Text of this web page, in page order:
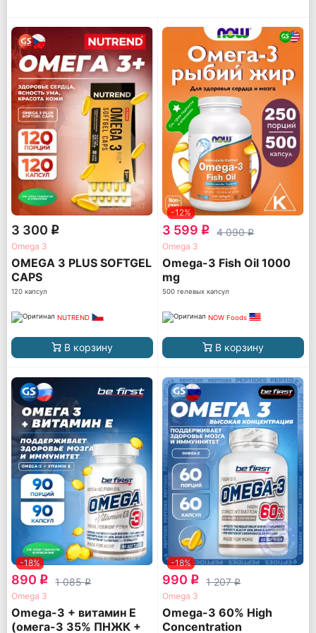
3 300 q
Omega 3
OMEGA 3 PLUS SOFTGEL
CAPS
120 капсул
NUTREND
В корзину
-12%
3 599 q 4 090q
Omega 3
Omega-3 Fish Oil 1000
mg
500 гелевых капсул
NOW Foods
В корзину
-18%
890 q 1 085q
Omega 3
Omega-3 + витамин Е
(омега-3 35% ПНЖК +
-18%
990 q 1 207q
Omega 3
Omega-3 60% High
Concentration